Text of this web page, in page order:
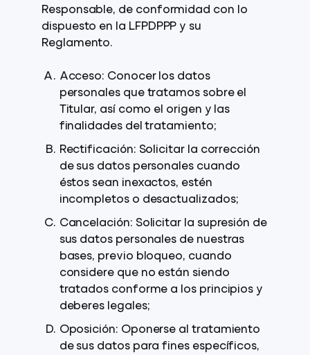
Responsable, de conformidad con lo
dispuesto en la LFPDPPP y su
Reglamento.
Acceso: Conocer los datos
personales que tratamos sobre el
Titular, así como el origen y las
finalidades del tratamiento;
Rectificación: Solicitar la corrección
de sus datos personales cuando
éstos sean inexactos, estén
incompletos o desactualizados;
Cancelación: Solicitar la supresión de
sus datos personales de nuestras
bases, previo bloqueo, cuando
considere que no están siendo
tratados conforme a los principios y
deberes legales;
Oposición: Oponerse al tratamiento
de sus datos para fines específicos,